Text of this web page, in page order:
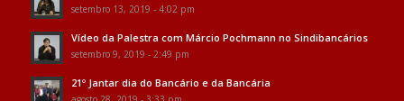
setembro 13, 2019 - 4:02 pm
Vídeo da Palestra com Márcio Pochmann no Sindibancários
setembro 9, 2019 - 2:49 pm
21º Jantar dia do Bancário e da Bancária